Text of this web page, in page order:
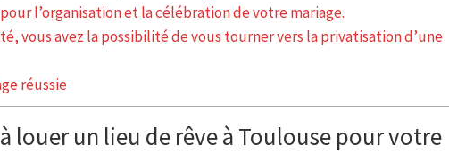
l’organisation et la célébration de votre mariage.
vous avez la possibilité de vous tourner vers la privatisation d’une
réussie
louer un lieu de rêve à Toulouse pour votre